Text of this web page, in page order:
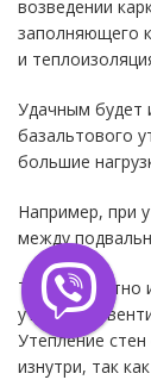
возведении
заполняющего
и
Удачным будет
базальтового
большие
Например, при
между
Также уместно
утепления
Утепление
изнутри, так